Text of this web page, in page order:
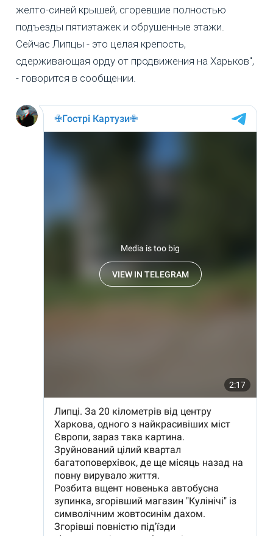
желто-синей крышей, сгоревшие полностью
подъезды пятиэтажек и обрушенные этажи.
Сейчас Липцы - это целая крепость,
сдерживающая орду от продвижения на Харьков",
- говорится в сообщении.